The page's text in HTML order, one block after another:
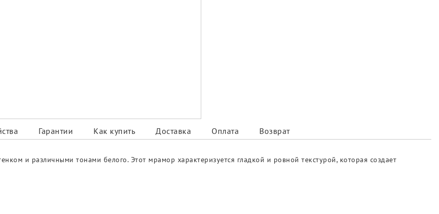
Гарантии Как купить Доставка Оплата Возврат
и различными тонами белого. Этот мрамор характеризуется гладкой и ровной текстурой, которая создает